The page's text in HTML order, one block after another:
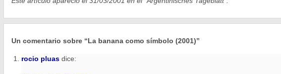
Un comentario sobre “La banana como símbolo (2001)”
rocio pluasdice: